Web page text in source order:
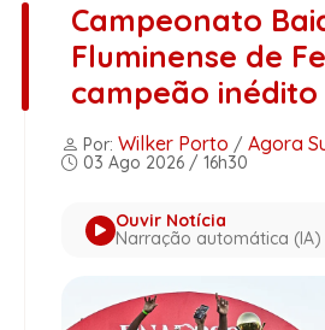
Campeonato
Fluminense de
campeão inédito
Por: Wilker Porto / Agora
03 Ago 2026 / 16h30
Ouvir Notícia
Narração automática (IA)